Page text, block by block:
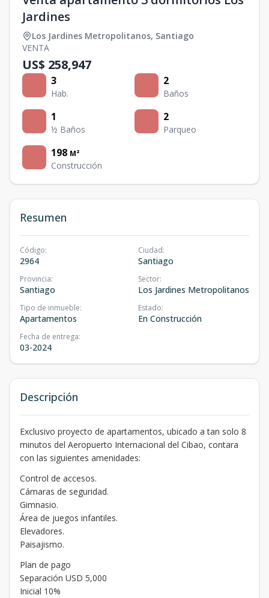
Jardines
Los Jardines Metropolitanos, Santiago
VENTA
US$ 258,947
3
Hab.
2
Baños
1
½ Baños
2
Parqueo
198 M²
Construcción
Resumen
Código:
2964
Ciudad:
Santiago
Provincia:
Santiago
Sector:
Los Jardines Metropolitanos
Tipo de inmueble:
Apartamentos
Estado:
En Construcción
Fecha de entrega:
03-2024
Descripción
Exclusivo proyecto de apartamentos, ubicado a tan solo 8
minutos del Aeropuerto Internacional del Cibao, contara
con las siguientes amenidades:
Control de accesos.
Cámaras de seguridad.
Gimnasio.
Área de juegos infantiles.
Elevadores.
Paisajismo.
Plan de pago
Separación USD 5,000
Inicial 10%